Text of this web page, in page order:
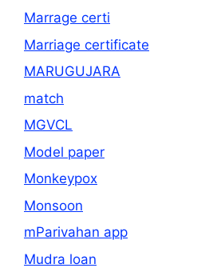
Marrage certi
Marriage certificate
MARUGUJARA
match
MGVCL
Model paper
Monkeypox
Monsoon
mParivahan app
Mudra loan